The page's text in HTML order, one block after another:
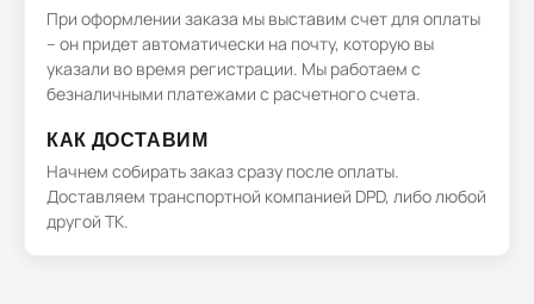
При оформлении заказа мы выставим счет для оплаты
– он придет автоматически на почту, которую вы
указали во время регистрации. Мы работаем с
безналичными платежами с расчетного счета.
КАК ДОСТАВИМ
Начнем собирать заказ сразу после оплаты.
Доставляем транспортной компанией DPD, либо любой
другой ТК.